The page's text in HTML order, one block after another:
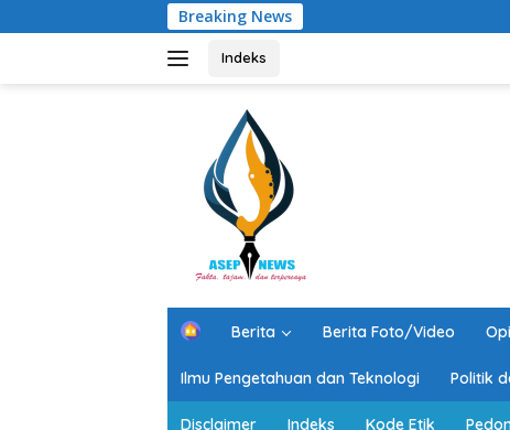
ke
Breaking News
Indeks
H
e
Berita Berita Foto/Video
Ilmu Pengetahuan dan Teknologi Politik
Disclaimer Indeks Kode Etik